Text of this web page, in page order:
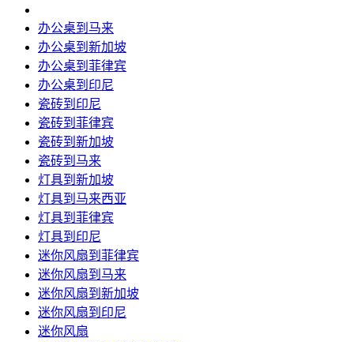
办公桌到马来
办公桌到新加坡
办公桌到菲律宾
办公桌到印尼
瓷砖到印尼
瓷砖到菲律宾
瓷砖到新加坡
瓷砖到马来
灯具到新加坡
灯具到马来西亚
灯具到菲律宾
灯具到印尼
迷你风扇到菲律宾
迷你风扇到马来
迷你风扇到新加坡
迷你风扇到印尼
迷你风扇